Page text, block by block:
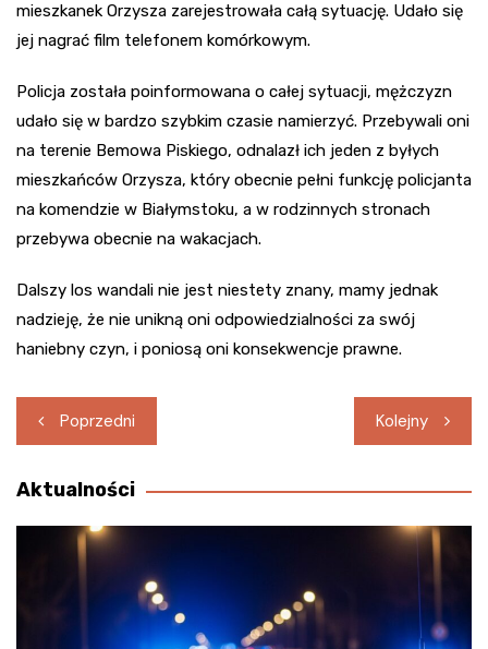
mieszkanek Orzysza zarejestrowała całą sytuację. Udało się
jej nagrać film telefonem komórkowym.
Policja została poinformowana o całej sytuacji, mężczyzn
udało się w bardzo szybkim czasie namierzyć. Przebywali oni
na terenie Bemowa Piskiego, odnalazł ich jeden z byłych
mieszkańców Orzysza, który obecnie pełni funkcję policjanta
na komendzie w Białymstoku, a w rodzinnych stronach
przebywa obecnie na wakacjach.
Dalszy los wandali nie jest niestety znany, mamy jednak
nadzieję, że nie unikną oni odpowiedzialności za swój
haniebny czyn, i poniosą oni konsekwencje prawne.
Nawigacja
wpisu
Poprzedni Kolejny
Aktualności